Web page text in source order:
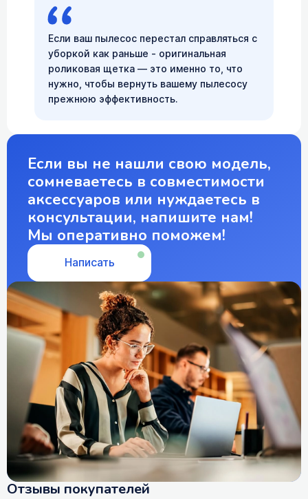
Если ваш пылесос перестал справляться с
уборкой как раньше - оригинальная
роликовая щетка — это именно то, что
нужно, чтобы вернуть вашему пылесосу
прежнюю эффективность.
Если вы не нашли свою модель,
сомневаетесь в совместимости
аксессуаров или нуждаетесь в
консультации, напишите нам!
Мы оперативно поможем!
Написать
Отзывы покупателей